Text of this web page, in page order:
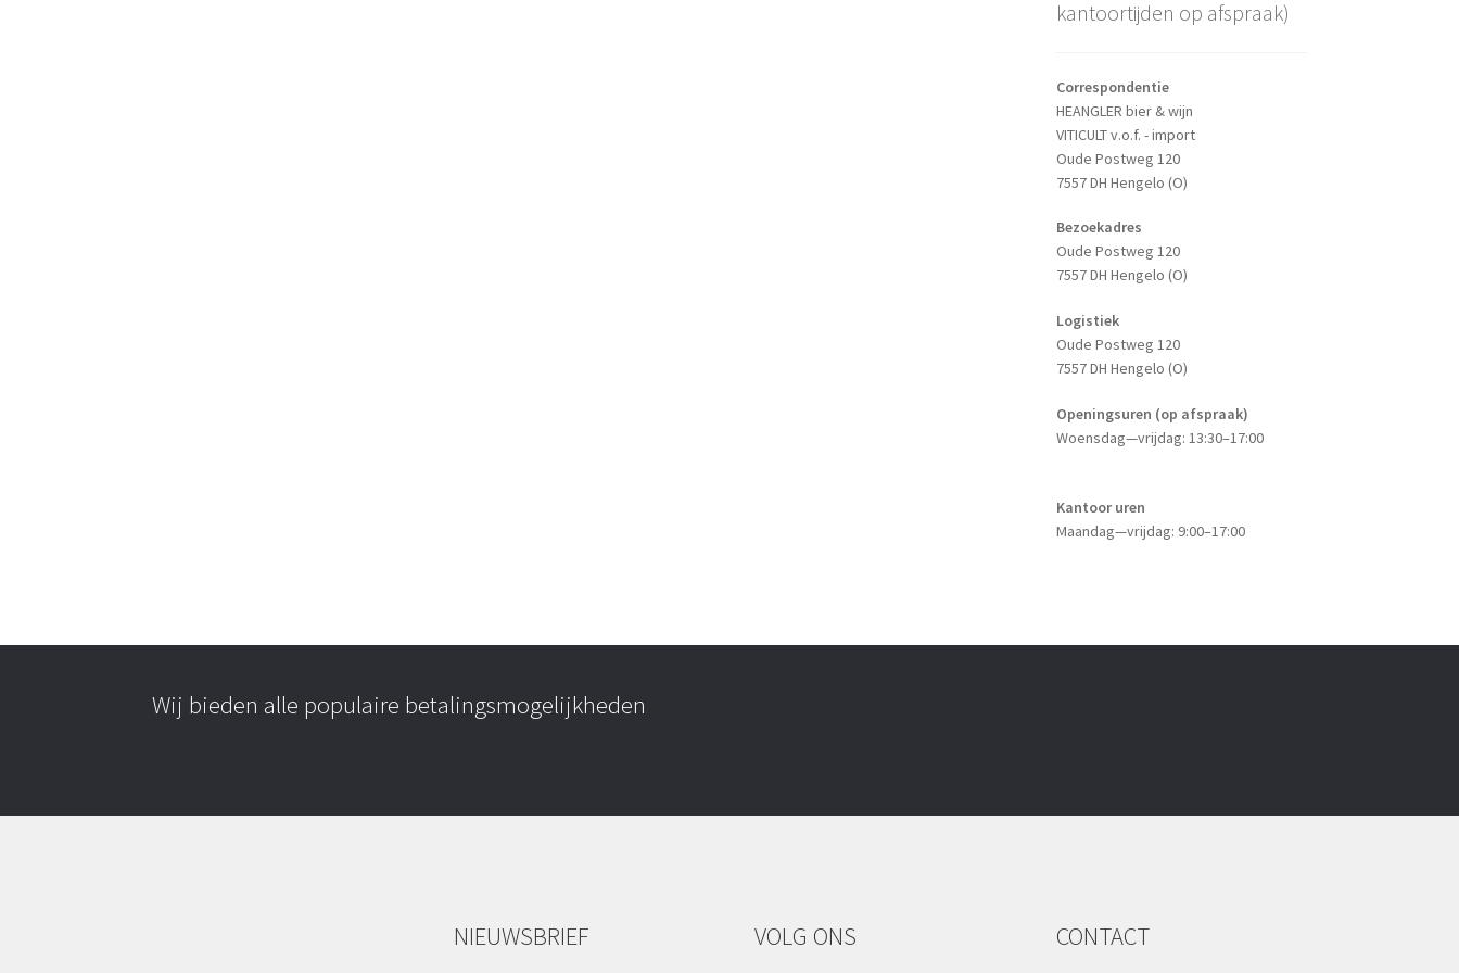
kantoortijden op afspraak)
Correspondentie
HEANGLER bier & wijn
VITICULT v.o.f. - import
Oude Postweg 120
7557 DH Hengelo (O)
Bezoekadres
Oude Postweg 120
7557 DH Hengelo (O)
Logistiek
Oude Postweg 120
7557 DH Hengelo (O)
Openingsuren (op afspraak)
Woensdag—vrijdag: 13:30–17:00
Kantoor uren
Maandag—vrijdag: 9:00–17:00
Wij bieden alle populaire betalingsmogelijkheden
NIEUWSBRIEF VOLG ONS CONTACT